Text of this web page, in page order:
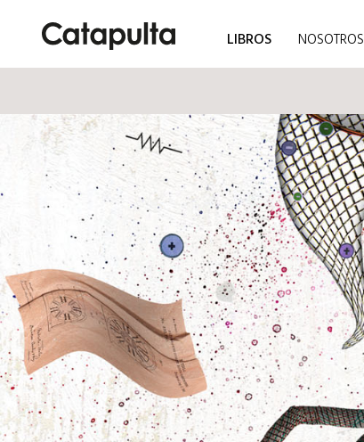
LIBROS NOSOTROS